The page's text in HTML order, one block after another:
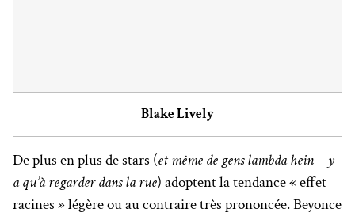
Blake Lively
De plus en plus de stars (et même de gens lambda hein – y
a qu’à regarder dans la rue) adoptent la tendance « effet
racines » légère ou au contraire très prononcée. Beyonce